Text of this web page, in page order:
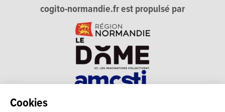
Cookies
cogito-normandie.fr est propulsé par